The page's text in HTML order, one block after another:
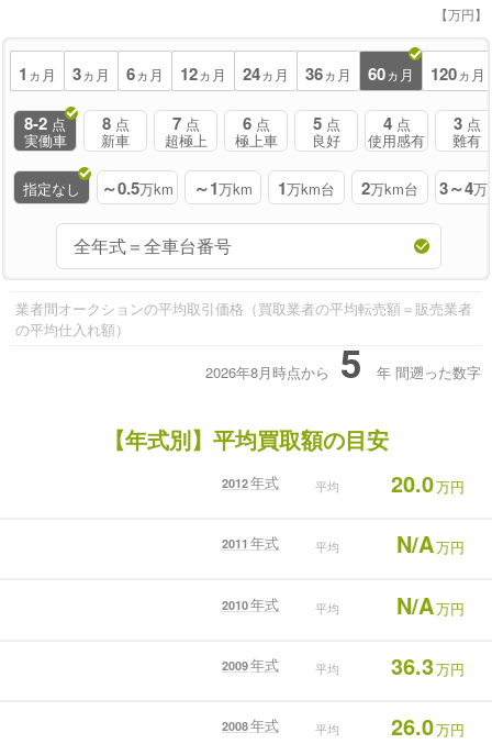
【万円】
1 ヵ月 3ヵ月 6ヵ月 12ヵ月 24ヵ月 36ヵ月 60ヵ月 120ヵ月
8-2 点
実働車
8 点
新車
7 点
超極上
6 点
極上車
5 点
良好
4 点
使用感有
3 点
難有
指定なし ～0.5万km ～1万km 1万km台 2万km台 3～4万
業者間オークションの平均取引価格（買取業者の平均転売額＝販売業者
の平均仕入れ額）
2026年8月時点から 5 年 間遡った数字
【年式別】平均買取額の目安
2012年式 平均 20.0万円
2011 年式 平均 N/A万円
2010年式 平均 N/A万円
2009年式 平均 36.3万円
2008年式 平均 26.0万円